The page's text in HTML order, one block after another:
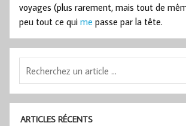
voyages (plus rarement, mais tout de
peu tout ce qui me passe par la tête.
ARTICLES RÉCENTS